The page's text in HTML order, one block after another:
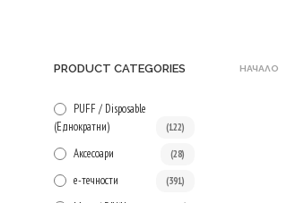
PRODUCT CATEGORIES
PUFF / Disposable
(Еднократни)
(122)
Аксесоари (28)
е-течности (391)
НАЧАЛО